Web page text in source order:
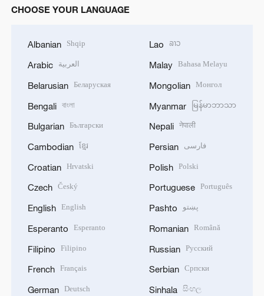
CHOOSE YOUR LANGUAGE
Albanian Shqip
Arabic العربية
Belarusian Беларуская
Bengali বাংলা
Bulgarian Български
Cambodian ខ្មែរ
Croatian Hrvatski
Czech Český
English English
Esperanto Esperanto
Filipino Filipino
French Français
German Deutsch
Lao ລາວ
Malay Bahasa Melayu
Mongolian Монгол
Myanmar မြန်မာဘာသာ
Nepali नेपाली
Persian فارسی
Polish Polski
Portuguese Português
Pashto پښتو
Romanian Română
Russian Русский
Serbian Српски
Sinhala සිංහල